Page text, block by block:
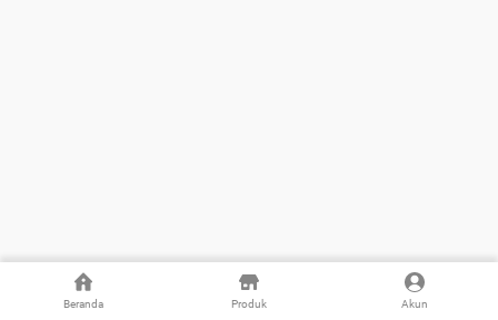
Beranda Produk Akun